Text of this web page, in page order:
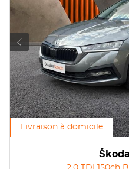
Livraison à domicile
Škoda